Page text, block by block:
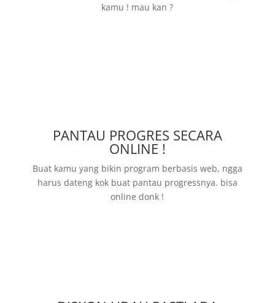
kamu ! mau kan ?
PANTAU PROGRES SECARA
ONLINE !
Buat kamu yang bikin program berbasis web, ngga
harus dateng kok buat pantau progressnya. bisa
online donk !